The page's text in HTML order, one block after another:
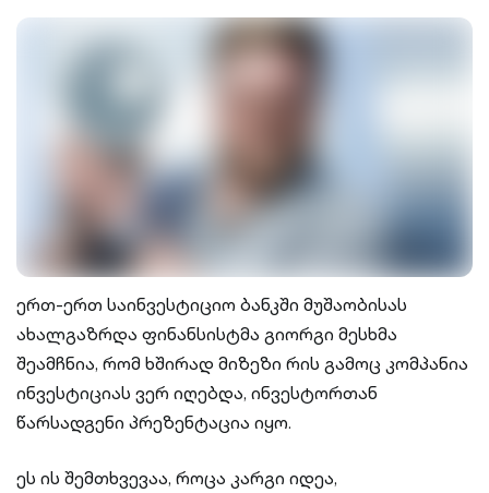
ერთ-ერთ საინვესტიციო ბანკში მუშაობისას
ახალგაზრდა ფინანსისტმა გიორგი მესხმა
შეამჩნია, რომ ხშირად მიზეზი რის გამოც კომპანია
ინვესტიციას ვერ იღებდა, ინვესტორთან
წარსადგენი პრეზენტაცია იყო.
ეს ის შემთხვევაა, როცა კარგი იდეა,